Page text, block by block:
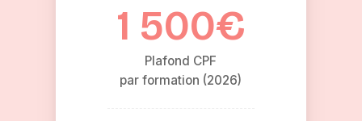
1 500€
Plafond CPF
par formation (2026)